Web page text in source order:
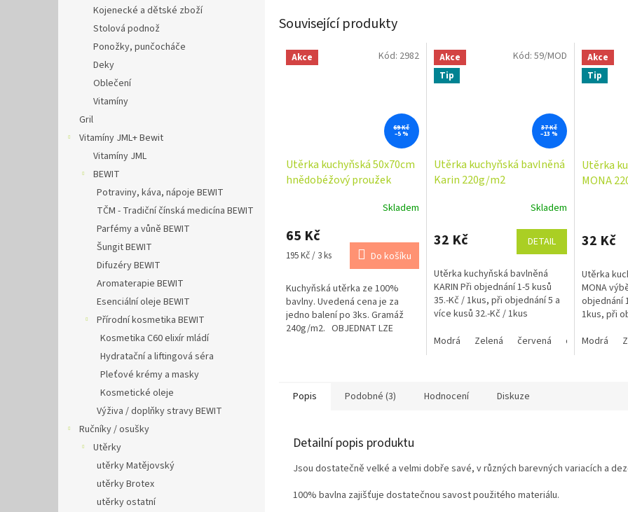
Kojenecké a dětské zboží
Stolová podnož
Ponožky, punčocháče
Deky
Oblečení
Vitamíny
Gril
Vitamíny JML+ Bewit
Vitamíny JML
BEWIT
Potraviny, káva, nápoje BEWIT
TČM - Tradiční čínská medicína BEWIT
Parfémy a vůně BEWIT
Šungit BEWIT
Difuzéry BEWIT
Aromaterapie BEWIT
Esenciální oleje BEWIT
Přírodní kosmetika BEWIT
Kosmetika C60 elixír mládí
Hydratační a liftingová séra
Pleťové krémy a masky
Kosmetické oleje
Výživa / doplňky stravy BEWIT
Ručníky / osušky
Utěrky
utěrky Matějovský
utěrky Brotex
utěrky ostatní
Související produkty
Akce
69 Kč
–5 %
Utěrka kuchyňská 50x70cm
hnědobéžový proužek
Skladem
65 Kč
Měrná
195 Kč / 3 ks Do košíku
Kuchyňská utěrka ze 100%
bavlny. Uvedená cena je za
jedno balení po 3ks. Gramáž
240g/m2. OBJEDNAT LZE
Kód: 2982
Akce
Tip
37 Kč
–13 %
Utěrka kuchyňská bavlněná
Karin 220g/m2
produktu
z
5
hvězdiček.
Skladem
32 Kč DETAIL
Utěrka kuchyňská bavlněná
KARIN Při objednání 1-5 kusů
35.-Kč / 1kus, při objednání 5 a
více kusů 32.-Kč / 1kus
Modrá
Zelená červená oranžová
Kód: 59/MOD
Akce
Tip
Utěrka
MONA
produktu
z
5
hvězdiček.
32 Kč
Utěrka
MONA
objednání
1kus, při
náš
Modrá
Popis Podobné (3) Hodnocení Diskuze
Detailní popis produktu
Jsou dostatečně velké a velmi dobře savé, v různých barevných variacích a
100% bavlna zajišťuje dostatečnou savost použitého materiálu.